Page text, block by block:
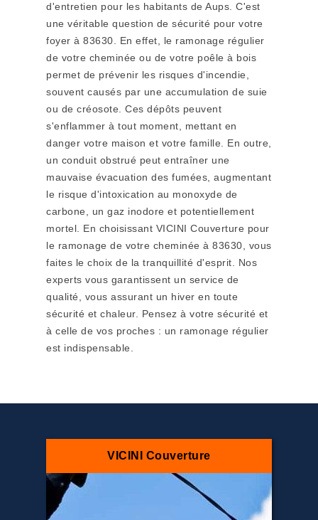
d'entretien pour les habitants de Aups. C'est
une véritable question de sécurité pour votre
foyer à 83630. En effet, le ramonage régulier
de votre cheminée ou de votre poêle à bois
permet de prévenir les risques d'incendie,
souvent causés par une accumulation de suie
ou de créosote. Ces dépôts peuvent
s'enflammer à tout moment, mettant en
danger votre maison et votre famille. En outre,
un conduit obstrué peut entraîner une
mauvaise évacuation des fumées, augmentant
le risque d'intoxication au monoxyde de
carbone, un gaz inodore et potentiellement
mortel. En choisissant VICINI Couverture pour
le ramonage de votre cheminée à 83630, vous
faites le choix de la tranquillité d'esprit. Nos
experts vous garantissent un service de
qualité, vous assurant un hiver en toute
sécurité et chaleur. Pensez à votre sécurité et
à celle de vos proches : un ramonage régulier
est indispensable.
VICINI Couverture